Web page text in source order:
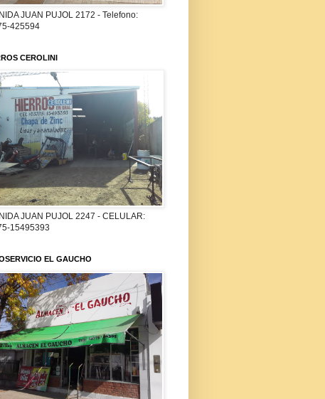
JUAN PUJOL 2172 - Telefono:
425594
CEROLINI
JUAN PUJOL 2247 - CELULAR:
15495393
EL GAUCHO